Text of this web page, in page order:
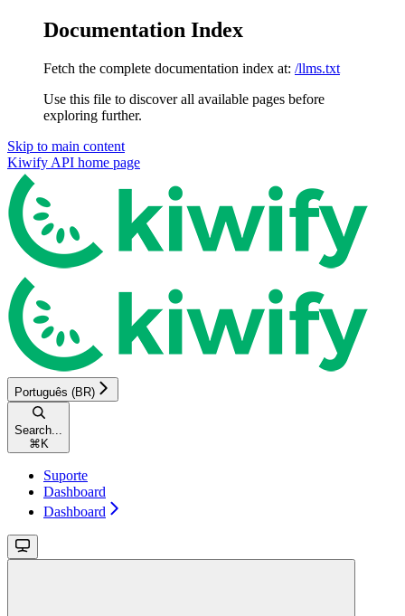
Documentation Index
Fetch the complete documentation index at: /llms.txt
Use this file to discover all available pages before
exploring further.
Skip to main content
Kiwify API home page
Português (BR)
Search...
⌘ K
Suporte
Dashboard
Dashboard